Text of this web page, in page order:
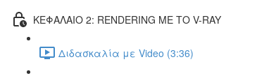
ΚΕΦΑΛΑΙΟ 2: RENDERING ΜΕ ΤΟ V-RAY
Διδασκαλία με Video (3:36)